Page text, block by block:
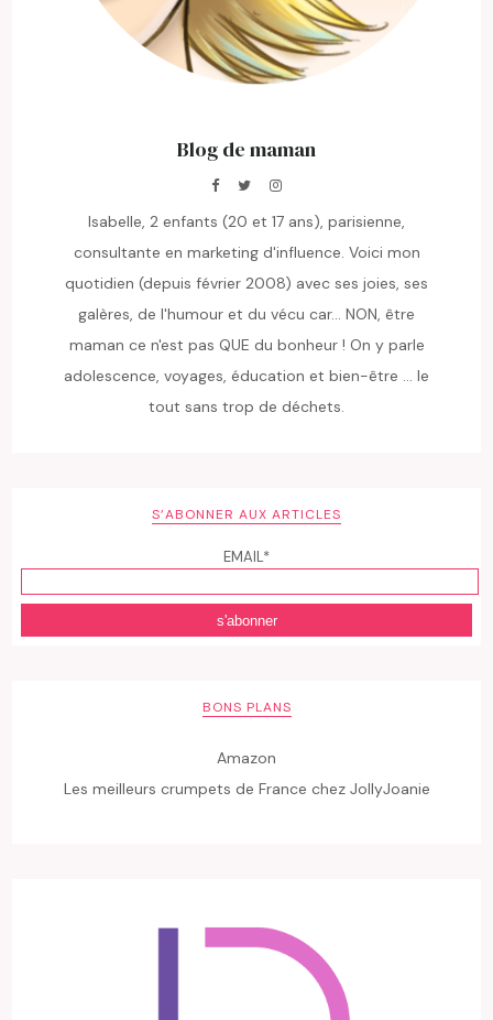
Blog de maman
Isabelle, 2 enfants (20 et 17 ans), parisienne,
consultante en marketing d'influence. Voici mon
quotidien (depuis février 2008) avec ses joies, ses
galères, de l'humour et du vécu car... NON, être
maman ce n'est pas QUE du bonheur ! On y parle
adolescence, voyages, éducation et bien-être ... le
tout sans trop de déchets.
S’ABONNER AUX ARTICLES
EMAIL*
BONS PLANS
Amazon
Les meilleurs crumpets de France chez JollyJoanie